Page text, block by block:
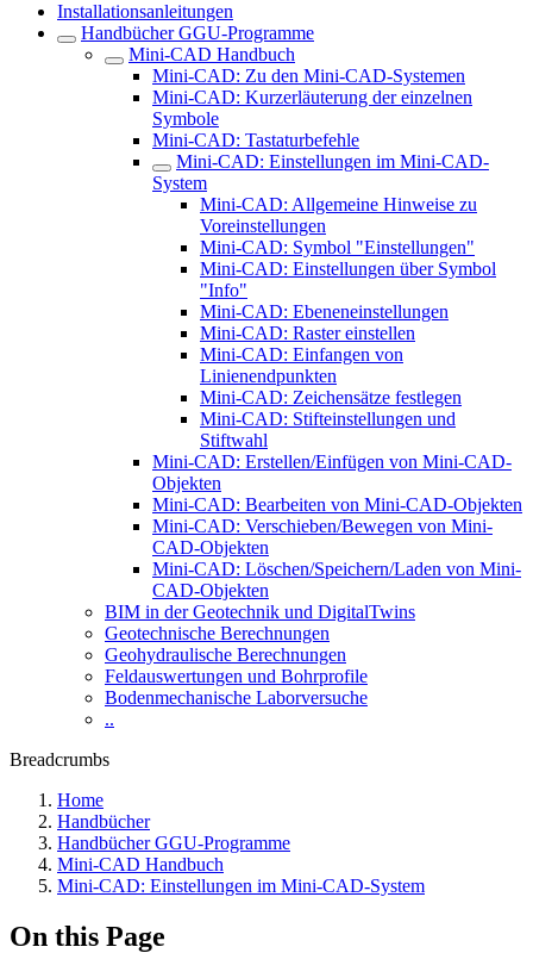
Installationsanleitungen
Handbücher GGU-Programme
Mini-CAD Handbuch
Mini-CAD: Zu den Mini-CAD-Systemen
Mini-CAD: Kurzerläuterung der einzelnen
Symbole
Mini-CAD: Tastaturbefehle
Mini-CAD: Einstellungen im Mini-CAD-
System
Mini-CAD: Allgemeine Hinweise zu
Voreinstellungen
Mini-CAD: Symbol "Einstellungen"
Mini-CAD: Einstellungen über Symbol
"Info"
Mini-CAD: Ebeneneinstellungen
Mini-CAD: Raster einstellen
Mini-CAD: Einfangen von
Linienendpunkten
Mini-CAD: Zeichensätze festlegen
Mini-CAD: Stifteinstellungen und
Stiftwahl
Mini-CAD: Erstellen/Einfügen von Mini-CAD-
Objekten
Mini-CAD: Bearbeiten von Mini-CAD-Objekten
Mini-CAD: Verschieben/Bewegen von Mini-
CAD-Objekten
Mini-CAD: Löschen/Speichern/Laden von Mini-
CAD-Objekten
BIM in der Geotechnik und DigitalTwins
Geotechnische Berechnungen
Geohydraulische Berechnungen
Feldauswertungen und Bohrprofile
Bodenmechanische Laborversuche
..
Breadcrumbs
Home
Handbücher
Handbücher GGU-Programme
Mini-CAD Handbuch
Mini-CAD: Einstellungen im Mini-CAD-System
On this Page